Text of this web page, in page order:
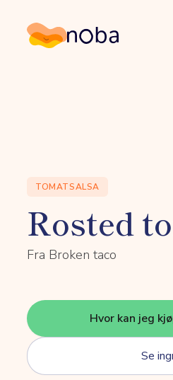
Noba
TOMATSALSA
Rosted
Fra Broken taco
Hvor kan jeg
Se